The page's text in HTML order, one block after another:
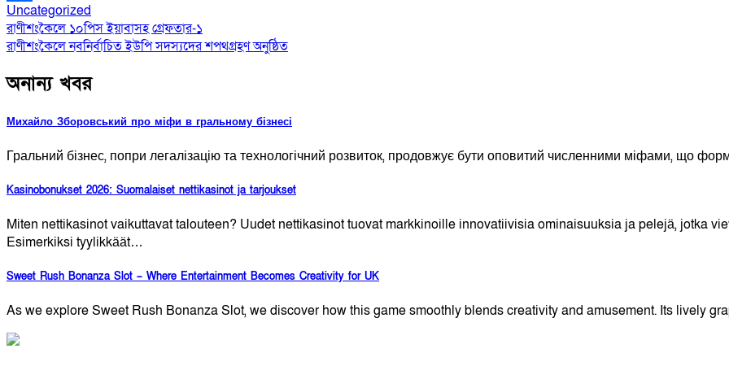
Uncategorized
Post
navigation
রাণীশংকৈলে ১০পিস ইয়াবাসহ গ্রেফতার-১
রাণীশংকৈলে নবনির্বাচিত ইউপি সদস্যদের শপথগ্রহণ অনুষ্ঠিত
অনান্য খবর
Михайло Зборовський про міфи в гральному бізнесі
Гральний бізнес, попри легалізацію та технологічний розвиток, продовжує бути оповитий численними міфами, що
Kasinobonukset 2026: Suomalaiset nettikasinot ja tarjoukset
Miten nettikasinot vaikuttavat talouteen? Uudet nettikasinot tuovat markkinoille innovatiivisia ominaisuuksia ja pelejä, jotka
Esimerkiksi tyylikkäät…
Sweet Rush Bonanza Slot – Where Entertainment Becomes Creativity for UK
As we explore Sweet Rush Bonanza Slot, we discover how this game smoothly blends creativity and amusement. Its lively